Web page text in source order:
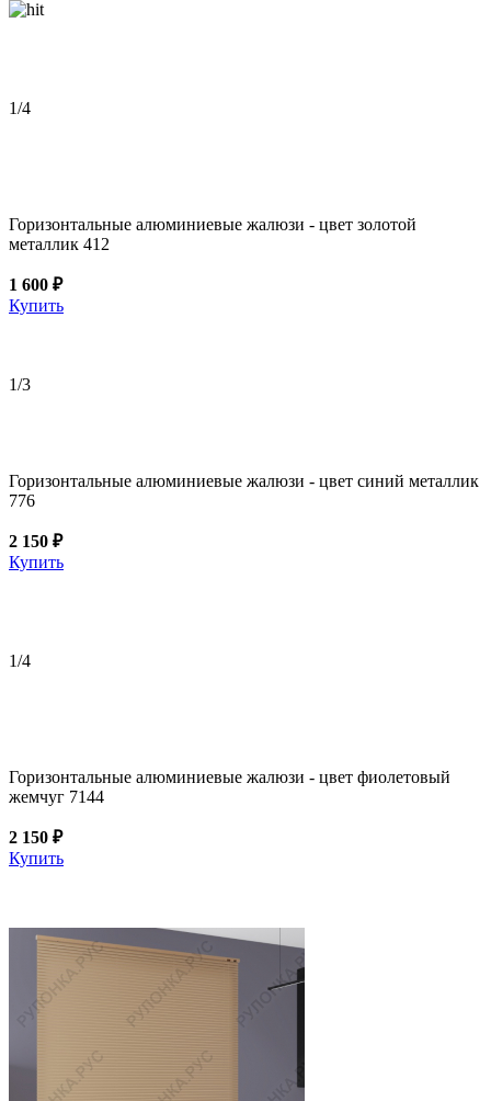
1/4
Горизонтальные алюминиевые жалюзи - цвет золотой
металлик 412
1 600 ₽
Купить
1/3
Горизонтальные алюминиевые жалюзи - цвет синий металлик
776
2 150 ₽
Купить
1/4
Горизонтальные алюминиевые жалюзи - цвет фиолетовый
жемчуг 7144
2 150 ₽
Купить